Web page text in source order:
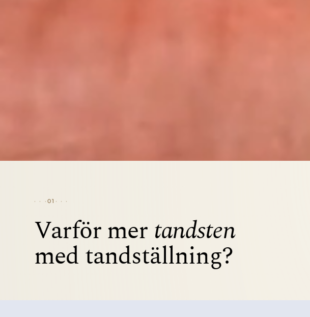
01
Varför mertandsten
med tandställning?